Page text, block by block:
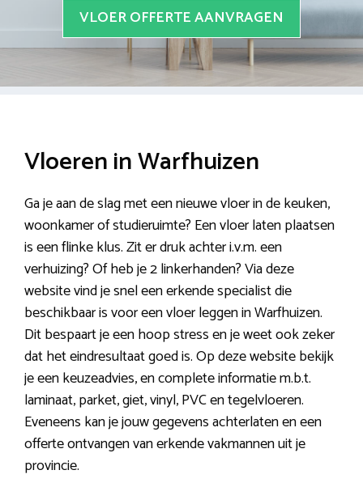
VLOER OFFERTE AANVRAGEN
Vloeren in Warfhuizen
Ga je aan de slag met een nieuwe vloer in de keuken,
woonkamer of studieruimte? Een vloer laten plaatsen
is een flinke klus. Zit er druk achter i.v.m. een
verhuizing? Of heb je 2 linkerhanden? Via deze
website vind je snel een erkende specialist die
beschikbaar is voor een vloer leggen in Warfhuizen.
Dit bespaart je een hoop stress en je weet ook zeker
dat het eindresultaat goed is. Op deze website bekijk
je een keuzeadvies, en complete informatie m.b.t.
laminaat, parket, giet, vinyl, PVC en tegelvloeren.
Eveneens kan je jouw gegevens achterlaten en een
offerte ontvangen van erkende vakmannen uit je
provincie.